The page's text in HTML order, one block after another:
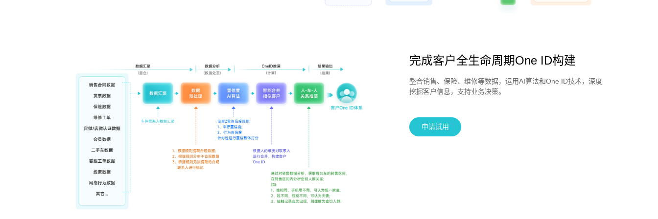
完成客户全生命周期One ID构建
整合销售、保险、维修等数据，运用AI算法和One ID技术，深度
挖掘客户信息，支持业务决策。
申请试用